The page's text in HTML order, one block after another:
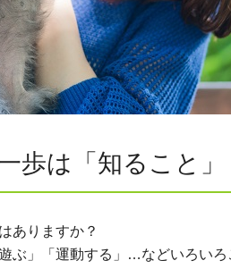
歩は「知ること」
ありますか？
ぶ」「運動する」…などいろい